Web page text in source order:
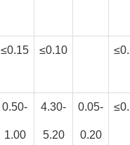
≤0.15 ≤0.10
0.50-
1.00
4.30-
5.20
0.05-
0.20